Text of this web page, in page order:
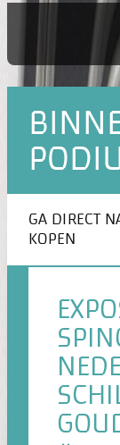
GA DIRECT
KOPEN